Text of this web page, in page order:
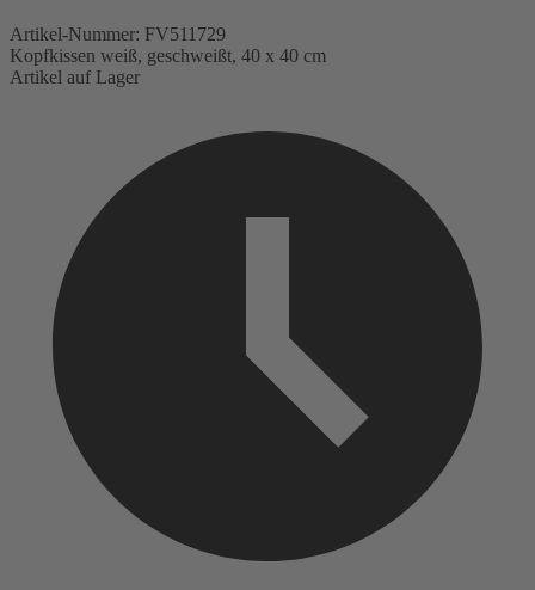
Artikel-Nummer: FV511729
Kopfkissen weiß, geschweißt, 40 x 40 cm
Artikel auf Lager